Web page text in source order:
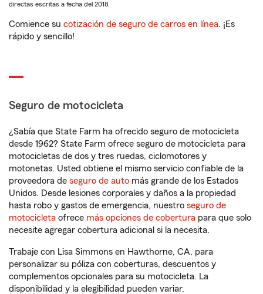
directas escritas a fecha del 2018.
Comience su cotización de seguro de carros en línea. ¡Es
rápido y sencillo!
Seguro de motocicleta
¿Sabía que State Farm ha ofrecido seguro de motocicleta
desde 1962? State Farm ofrece seguro de motocicleta para
motocicletas de dos y tres ruedas, ciclomotores y
motonetas. Usted obtiene el mismo servicio confiable de la
proveedora de seguro de auto más grande de los Estados
Unidos. Desde lesiones corporales y daños a la propiedad
hasta robo y gastos de emergencia, nuestro seguro de
motocicleta ofrece más opciones de cobertura para que solo
necesite agregar cobertura adicional si la necesita.
Trabaje con Lisa Simmons en Hawthorne, CA, para
personalizar su póliza con coberturas, descuentos y
complementos opcionales para su motocicleta. La
disponibilidad y la elegibilidad pueden variar.